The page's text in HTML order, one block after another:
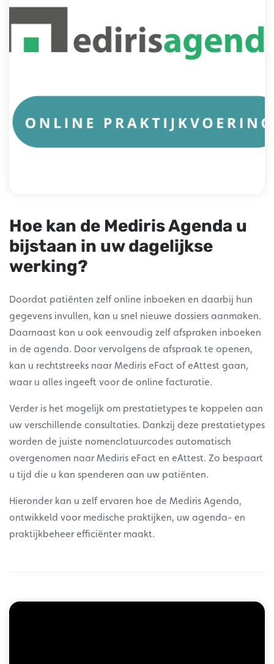
Hoe kan de Mediris Agenda u
bijstaan in uw dagelijkse
werking?
Doordat patiënten zelf online inboeken en daarbij hun
gegevens invullen, kan u snel nieuwe dossiers aanmaken.
Daarnaast kan u ook eenvoudig zelf afspraken inboeken
in de agenda. Door vervolgens de afspraak te openen,
kan u rechtstreeks naar Mediris eFact of eAttest gaan,
waar u alles ingeeft voor de online facturatie.
Verder is het mogelijk om prestatietypes te koppelen aan
uw verschillende consultaties. Dankzij deze prestatietypes
worden de juiste nomenclatuurcodes automatisch
overgenomen naar Mediris eFact en eAttest. Zo bespaart
u tijd die u kan spenderen aan uw patiënten.
Hieronder kan u zelf ervaren hoe de Mediris Agenda,
ontwikkeld voor medische praktijken, uw agenda- en
praktijkbeheer efficiënter maakt.